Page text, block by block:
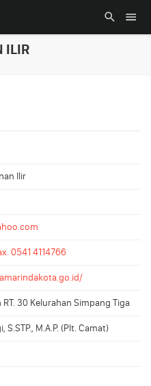
ILIR
Ilir
0541 4114766
RT. 30 Kelurahan Simpang Tiga
M.A.P. (Plt. Camat)